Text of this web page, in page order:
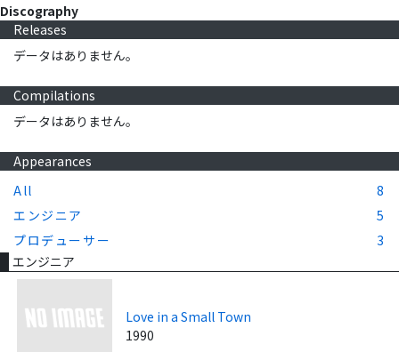
Discography
Releases
データはありません。
Compilations
データはありません。
Appearances
All
8
エンジニア
5
プロデューサー
3
エンジニア
Love in a Small Town
1990